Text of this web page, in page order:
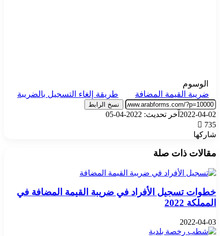
الوسوم
ضريبة القيمة المضافة
طريقة إلغاء التسجيل بالضريبة
نسخ الرابط
2022-04-02 آخر تحديث: 2022-04-05
735
شاركها
مقالات ذات صلة
خطوات تسجيل الأفراد في ضريبة القيمة المضافة في
المملكة 2022
2022-04-03